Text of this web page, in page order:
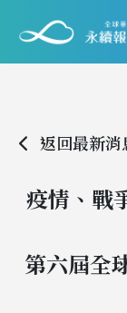
返回最新消
疫情、戰
第六屆全